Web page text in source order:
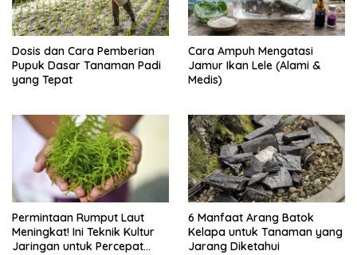
Dosis dan Cara Pemberian
Pupuk Dasar Tanaman Padi
yang Tepat
Cara Ampuh Mengatasi
Jamur Ikan Lele (Alami &
Medis)
Permintaan Rumput Laut
Meningkat! Ini Teknik Kultur
Jaringan untuk Percepat
6 Manfaat Arang Batok
Kelapa untuk Tanaman yang
Jarang Diketahui